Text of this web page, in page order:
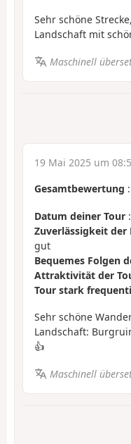
Sehr schöne
Landschaft mit
Maschinell
19 Mai 2025 um
Gesamtbewertung :
Datum deiner Tour
Zuverlässigkeit der
gut
Bequemes Folgen
Attraktivität der
Tour stark
Sehr schöne
Landschaft:
👍
Maschinell